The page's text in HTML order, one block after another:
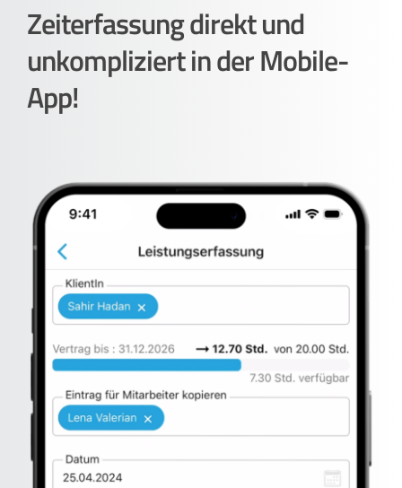
Zeiterfassung direkt und
unkompliziert in der Mobile-
App!